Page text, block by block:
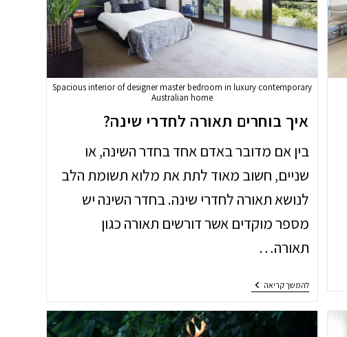
Spacious interior of designer master bedroom in luxury contemporary
Australian home
איך בוחרים תאורה לחדרי שינה?
בין אם מדובר באדם אחד בחדר השינה, או
שניים, חשוב מאוד לתת את מלוא תשומת הלב
לנושא תאורה לחדרי שינה. בחדר השינה יש
מספר מוקדים אשר דורשים תאורה כגון
תאורה…
להמשך קריאה איך
בוחרים
לחדרי
שינה?